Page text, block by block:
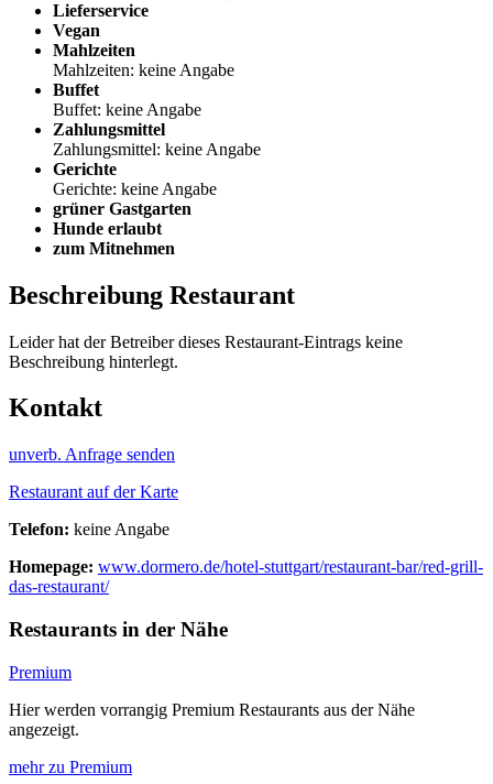
Lieferservice
Vegan
Mahlzeiten
Mahlzeiten: keine Angabe
Buffet
Buffet: keine Angabe
Zahlungsmittel
Zahlungsmittel: keine Angabe
Gerichte
Gerichte: keine Angabe
grüner Gastgarten
Hunde erlaubt
zum Mitnehmen
Beschreibung Restaurant
Leider hat der Betreiber dieses Restaurant-Eintrags keine
Beschreibung hinterlegt.
Kontakt
unverb. Anfrage senden
Restaurant auf der Karte
Telefon: keine Angabe
Homepage: www.dormero.de/hotel-stuttgart/restaurant-bar/red-grill-
das-restaurant/
Restaurants in der Nähe
Premium
Hier werden vorrangig Premium Restaurants aus der Nähe
angezeigt.
mehr zu Premium